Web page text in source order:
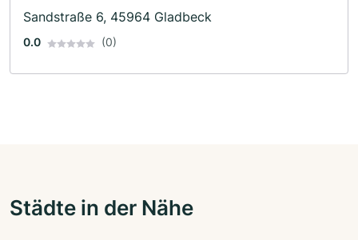
Sandstraße 6, 45964 Gladbeck
0.0 (0)
Städte in der Nähe